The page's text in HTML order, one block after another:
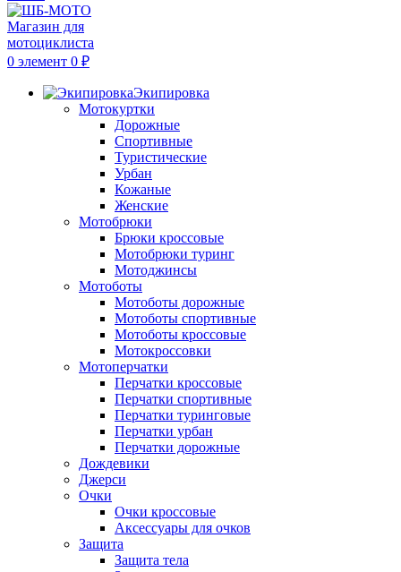
0 элемент 0 ₽
Экипировка
Мотокуртки
Дорожные
Спортивные
Туристические
Урбан
Кожаные
Женские
Мотобрюки
Брюки кроссовые
Мотобрюки туринг
Мотоджинсы
Мотоботы
Мотоботы дорожные
Мотоботы спортивные
Мотоботы кроссовые
Мотокроссовки
Мотоперчатки
Перчатки кроссовые
Перчатки спортивные
Перчатки туринговые
Перчатки урбан
Перчатки дорожные
Дождевики
Джерси
Очки
Очки кроссовые
Аксессуары для очков
Защита
Защита тела